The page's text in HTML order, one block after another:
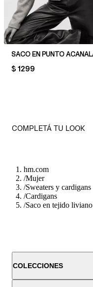
PRICE:
$ 1299
COMPLETÁ TU LOOK
hm.com
/Mujer
/Sweaters y cardigans
/Cardigans
/Saco en tejido liviano
COLECCIONES